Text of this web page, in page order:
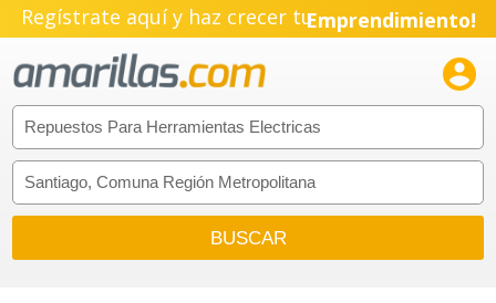
Regístrate aquí y haz crecer tuEmprendimiento!
